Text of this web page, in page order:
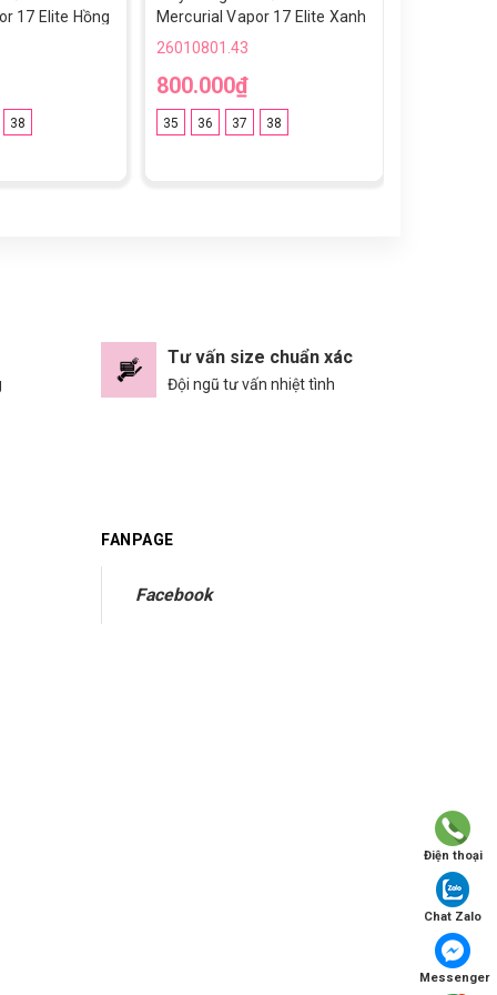
17 Elite Hồng
Đế Đệm TF
38
Mercurial Vapor 17 Elite Xanh
Trắng Vạch Hồng Bạc Đế Đệm
26010801.43
800.000₫
35 36 37 38
Tư vấn size chuẩn xác
Đội ngũ tư vấn nhiệt tình
FANPAGE
Facebook
Điện thoại
Chat Zalo
Messenger